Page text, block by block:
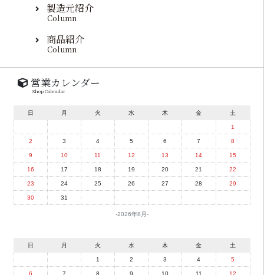
製造元紹介
Column
商品紹介
Column
営業カレンダー
Shop Calendar
2026年8月
日 月 火 水 木 金 土
1
2 3 4 5 6 7 8
9 10 11 12 13 14 15
16 17 18 19 20 21 22
23 24 25 26 27 28 29
30 31
日 月 火 水 木 金 土
1 2 3 4 5
6 7 8 9 10 11 12